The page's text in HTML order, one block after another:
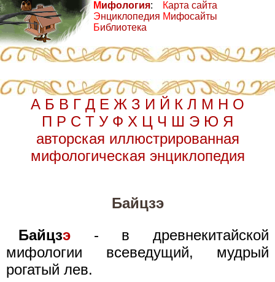
Мифология:
Энциклопедия
Библиотека
Карта сайта
Мифосайты
А Б В Г Д Е Ж З И Й К Л М Н О
П Р С Т У Ф Х Ц Ч Ш Э Ю Я
авторская иллюстрированная
мифологическая энциклопедия
Байцзэ
Байцзэ - в древнекитайской
мифологии всеведущий, мудрый
рогатый лев.